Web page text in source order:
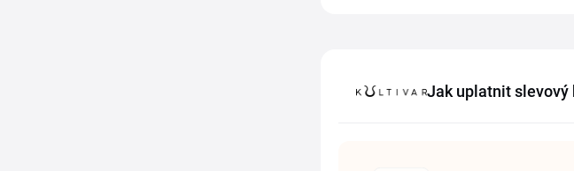
Jak uplatnit slevový